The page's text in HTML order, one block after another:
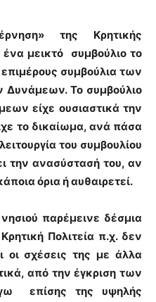
της Κρητικής
μεικτό συμβούλιο το
συμβούλια των
Το συμβούλιο
είχε ουσιαστικά την
το δικαίωμα, ανά πάσα
του συμβουλίου
την ανασύστασή του, αν
όρια ή αυθαιρετεί.
παρέμεινε δέσμια
Πολιτεία π.χ. δεν
οι σχέσεις της με άλλα
από την έγκριση των
επίσης της υψηλής